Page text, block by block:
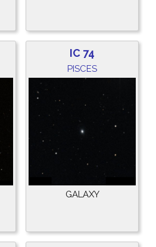
IC 74
PISCES
GALAXY